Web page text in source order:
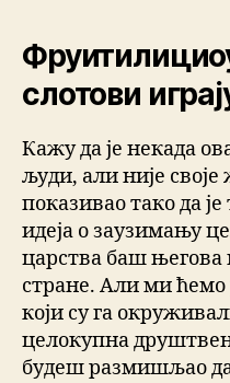
слотови
Кажу да је некада
људи, али није
показивао тако да
идеја о заузимању
царства баш његова
стране. Али ми ћемо
који су га
целокупна
будеш размишљао